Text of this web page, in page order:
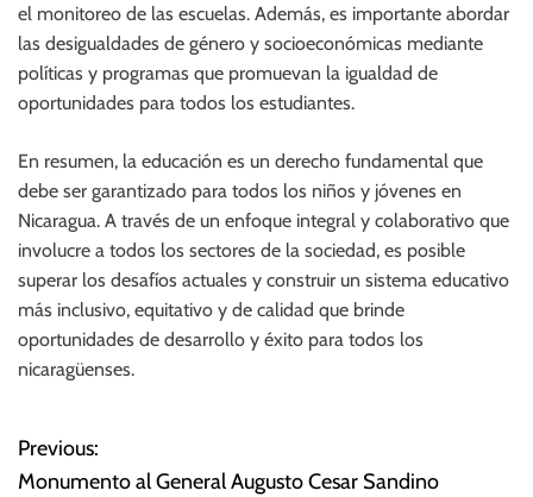
el monitoreo de las escuelas. Además, es importante abordar
las desigualdades de género y socioeconómicas mediante
políticas y programas que promuevan la igualdad de
oportunidades para todos los estudiantes.
En resumen, la educación es un derecho fundamental que
debe ser garantizado para todos los niños y jóvenes en
Nicaragua. A través de un enfoque integral y colaborativo que
involucre a todos los sectores de la sociedad, es posible
superar los desafíos actuales y construir un sistema educativo
más inclusivo, equitativo y de calidad que brinde
oportunidades de desarrollo y éxito para todos los
nicaragüenses.
N
Previous:
Monumento al General Augusto Cesar Sandino